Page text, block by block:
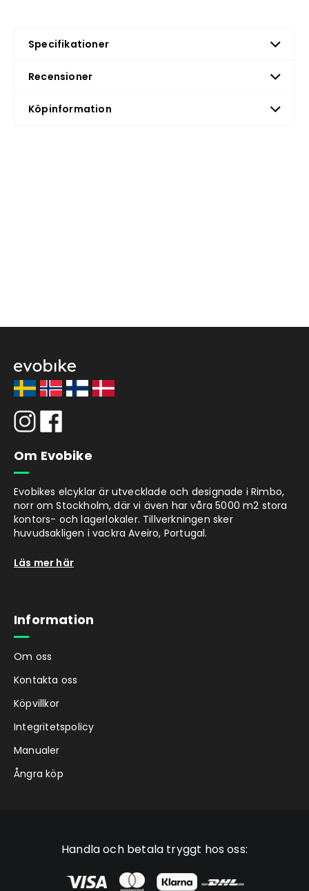
Specifikationer
Recensioner
Köpinformation
Om Evobike
Evobikes elcyklar är utvecklade och designade i Rimbo,
norr om Stockholm, där vi även har våra 5000 m2 stora
kontors- och lagerlokaler. Tillverkningen sker
huvudsakligen i vackra Aveiro, Portugal.
Läs mer här
Information
Om oss
Kontakta oss
Köpvillkor
Integritetspolicy
Manualer
Ångra köp
Handla och betala tryggt hos oss: